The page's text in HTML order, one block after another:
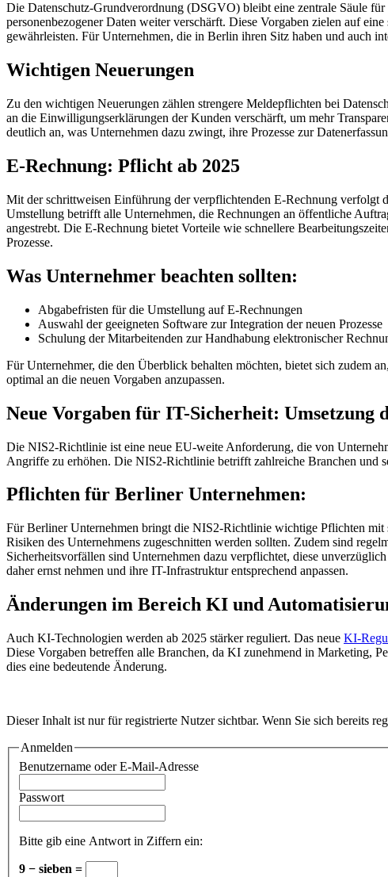
Die Datenschutz-Grundverordnung (DSGVO) bleibt eine zentrale Säule
personenbezogener Daten weiter verschärft. Diese Vorgaben zielen auf
gewährleisten. Für Unternehmen, die in Berlin ihren Sitz haben und auch
Wichtigen Neuerungen
Zu den wichtigen Neuerungen zählen strengere Meldepflichten bei
an die Einwilligungserklärungen der Kunden verschärft, um mehr
deutlich an, was Unternehmen dazu zwingt, ihre Prozesse zur
E-Rechnung: Pflicht ab 2025
Mit der schrittweisen Einführung der verpflichtenden E-Rechnung verfolgt
Umstellung betrifft alle Unternehmen, die Rechnungen an öffentliche
angestrebt. Die E-Rechnung bietet Vorteile wie schnellere
Prozesse.
Was Unternehmer beachten sollten:
Abgabefristen für die Umstellung auf E-Rechnungen
Auswahl der geeigneten Software zur Integration der neuen Prozesse
Schulung der Mitarbeitenden zur Handhabung elektronischer
Für Unternehmer, die den Überblick behalten möchten, bietet sich zudem
optimal an die neuen Vorgaben anzupassen.
Neue Vorgaben für IT-Sicherheit: Umsetzung
Die NIS2-Richtlinie ist eine neue EU-weite Anforderung, die von
Angriffe zu erhöhen. Die NIS2-Richtlinie betrifft zahlreiche Branchen und
Pflichten für Berliner Unternehmen:
Für Berliner Unternehmen bringt die NIS2-Richtlinie wichtige Pflichten mit
Risiken des Unternehmens zugeschnitten werden sollten. Zudem sind
Sicherheitsvorfällen sind Unternehmen dazu verpflichtet, diese
daher ernst nehmen und ihre IT-Infrastruktur entsprechend anpassen.
Änderungen im Bereich KI und
Auch KI-Technologien werden ab 2025 stärker reguliert. Das neue KI-
Diese Vorgaben betreffen alle Branchen, da KI zunehmend in Marketing,
dies eine bedeutende Änderung.
Dieser Inhalt ist nur für registrierte Nutzer sichtbar. Wenn Sie sich bereits
Anmelden
Benutzername oder E-Mail-Adresse
Passwort
Bitte gib eine Antwort in Ziffern ein:
9 − sieben =